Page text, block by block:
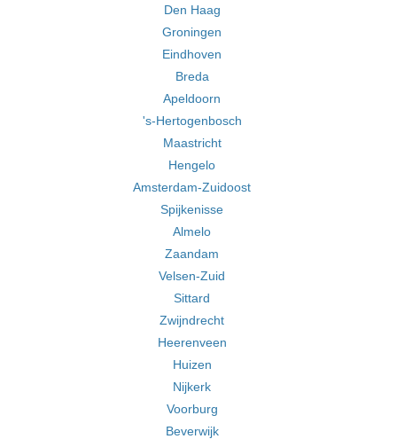
Den Haag
Groningen
Eindhoven
Breda
Apeldoorn
's-Hertogenbosch
Maastricht
Hengelo
Amsterdam-Zuidoost
Spijkenisse
Almelo
Zaandam
Velsen-Zuid
Sittard
Zwijndrecht
Heerenveen
Huizen
Nijkerk
Voorburg
Beverwijk